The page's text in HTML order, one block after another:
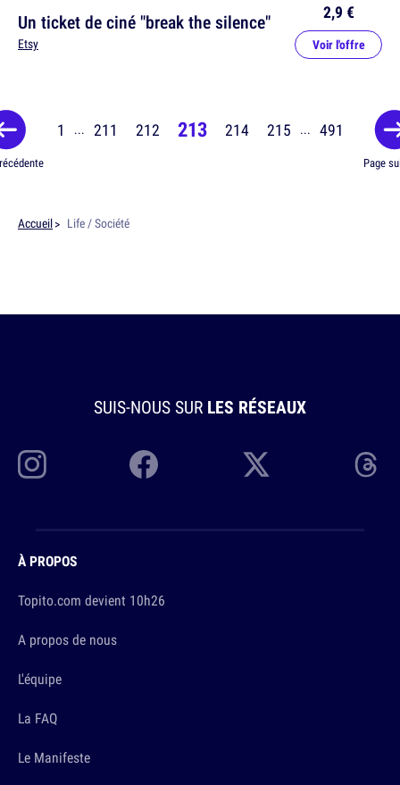
Un ticket de ciné "break the silence"
Etsy
2,9 €
Voir l'offre
1 ... 211 212 213 214 215 ... 491
Page
Accueil Life / Société
SUIS-NOUS SUR LES RÉSEAUX
À PROPOS
Topito.com devient 10h26
A propos de nous
L'équipe
La FAQ
Le Manifeste